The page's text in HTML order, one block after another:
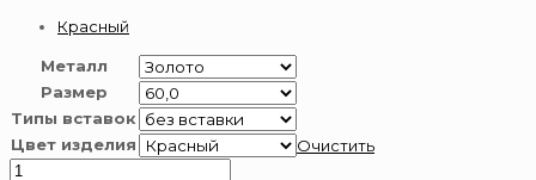
Красный
Металл
Размер
Типы вставок
Цвет изделия
Очистить
Количество